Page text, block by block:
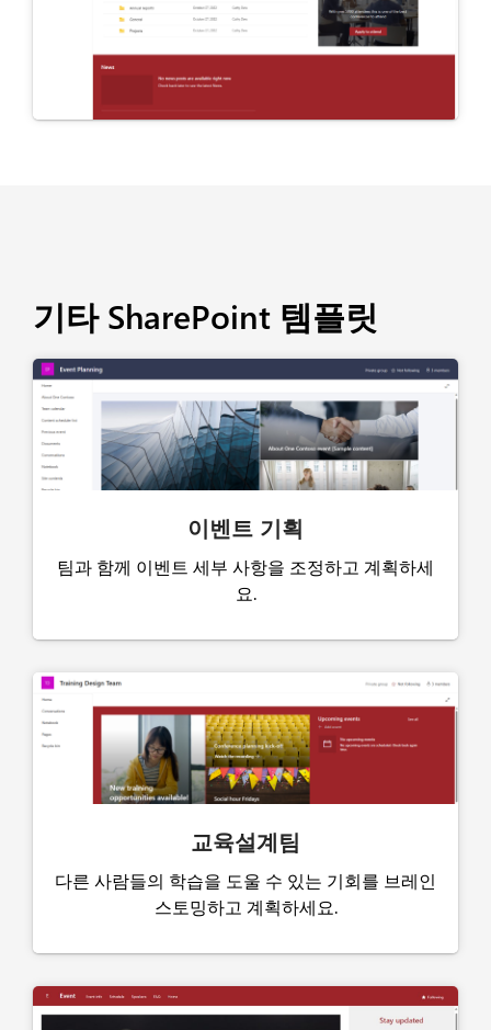
기타 SharePoint 템플릿
이벤트 기획
팀과 함께 이벤트 세부 사항을 조정하고 계획하세
요.
교육설계팀
다른 사람들의 학습을 도울 수 있는 기회를 브레인
스토밍하고 계획하세요.